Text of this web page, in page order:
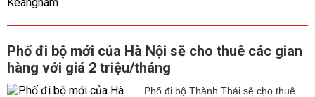
Phố đi bộ mới của Hà Nội sẽ cho thuê các gian
hàng với giá 2 triệu/tháng
Phố đi bộ Thành Thái sẽ cho thuê